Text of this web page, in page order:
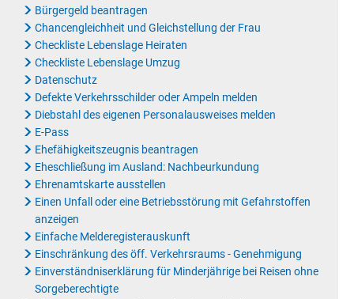
Bürgergeld beantragen
Chancengleichheit und Gleichstellung der Frau
Checkliste Lebenslage Heiraten
Checkliste Lebenslage Umzug
Datenschutz
Defekte Verkehrsschilder oder Ampeln melden
Diebstahl des eigenen Personalausweises melden
E-Pass
Ehefähigkeitszeugnis beantragen
Eheschließung im Ausland: Nachbeurkundung
Ehrenamtskarte ausstellen
Einen Unfall oder eine Betriebsstörung mit Gefahrstoffen
anzeigen
Einfache Melderegisterauskunft
Einschränkung des öff. Verkehrsraums - Genehmigung
Einverständniserklärung für Minderjährige bei Reisen ohne
Sorgeberechtigte